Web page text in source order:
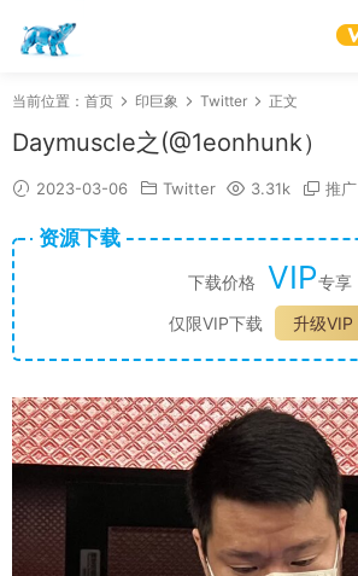
当前位置： 首页 印巨象 Twitter 正文
Daymuscle之(@1eonhunk）
2023-03-06 Twitter 3.31k 推广
资源下载
下载价格 VIP专享
仅限VIP下载
升级VIP